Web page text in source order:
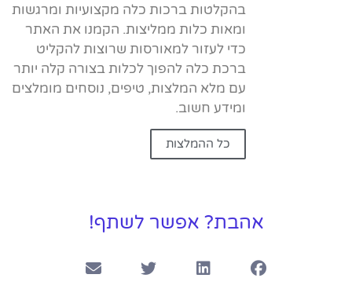
בהקלטות ברכות כלה מקצועיות ומרגשות
ומאות כלות ממליצות. הקמנו את האתר
כדי לעזור למאורסות שרוצות להקליט
ברכת כלה להפוך לכלות בצורה קלה יותר
עם מלא המלצות, טיפים, נוסחים מומלצים
ומידע חשוב.
כל ההמלצות
אהבת? אפשר לשתף!